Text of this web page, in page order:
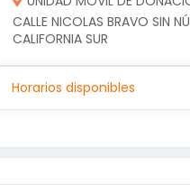
CALLE NICOLAS BRAVO SIN
CALIFORNIA SUR
Horarios disponibles